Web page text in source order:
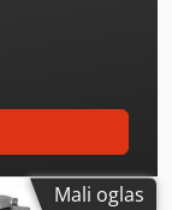
Mali oglas